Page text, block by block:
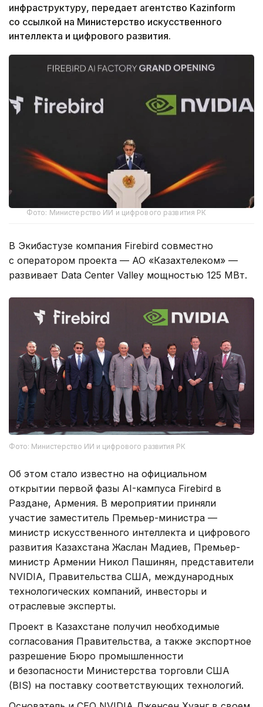
инфраструктуру, передает агентство Kazinform
со ссылкой на Министерство искусственного
интеллекта и цифрового развития.
Фото: Министерство ИИ и цифрового развития РК
В Экибастузе компания Firebird совместно
с оператором проекта — АО «Казахтелеком» —
развивает Data Center Valley мощностью 125 МВт.
Фото: Министерство ИИ и цифрового развития РК
Об этом стало известно на официальном
открытии первой фазы AI-кампуса Firebird в
Раздане, Армения. В мероприятии приняли
участие заместитель Премьер-министра —
министр искусственного интеллекта и цифрового
развития Казахстана Жаслан Мадиев, Премьер-
министр Армении Никол Пашинян, представители
NVIDIA, Правительства США, международных
технологических компаний, инвесторы и
отраслевые эксперты.
Проект в Казахстане получил необходимые
согласования Правительства, а также экспортное
разрешение Бюро промышленности
и безопасности Министерства торговли США
(BIS) на поставку соответствующих технологий.